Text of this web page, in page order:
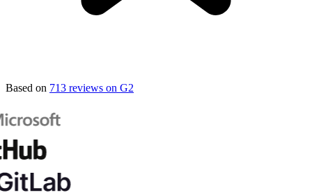
Based on 713 reviews on G2